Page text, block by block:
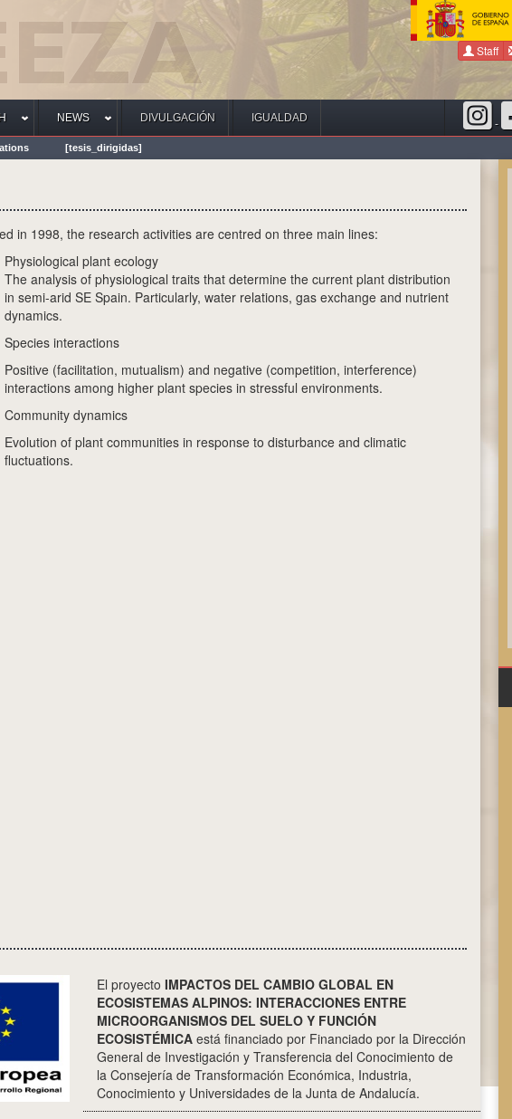
Staff
NEWS DIVULGACIÓN IGUALDAD -
[tesis_dirigidas]
in 1998, the research activities are centred on three main lines:
Physiological plant ecology
The analysis of physiological traits that determine the current plant distribution
in semi-arid SE Spain. Particularly, water relations, gas exchange and nutrient
dynamics.
Species interactions
Positive (facilitation, mutualism) and negative (competition, interference)
interactions among higher plant species in stressful environments.
Community dynamics
Evolution of plant communities in response to disturbance and climatic
fluctuations.
El proyecto IMPACTOS DEL CAMBIO GLOBAL EN
ECOSISTEMAS ALPINOS: INTERACCIONES ENTRE
MICROORGANISMOS DEL SUELO Y FUNCIÓN
ECOSISTÉMICAestá financiado por Financiado por la Dirección
General de Investigación y Transferencia del Conocimiento de
la Consejería de Transformación Económica, Industria,
Conocimiento y Universidades de la Junta de Andalucía.